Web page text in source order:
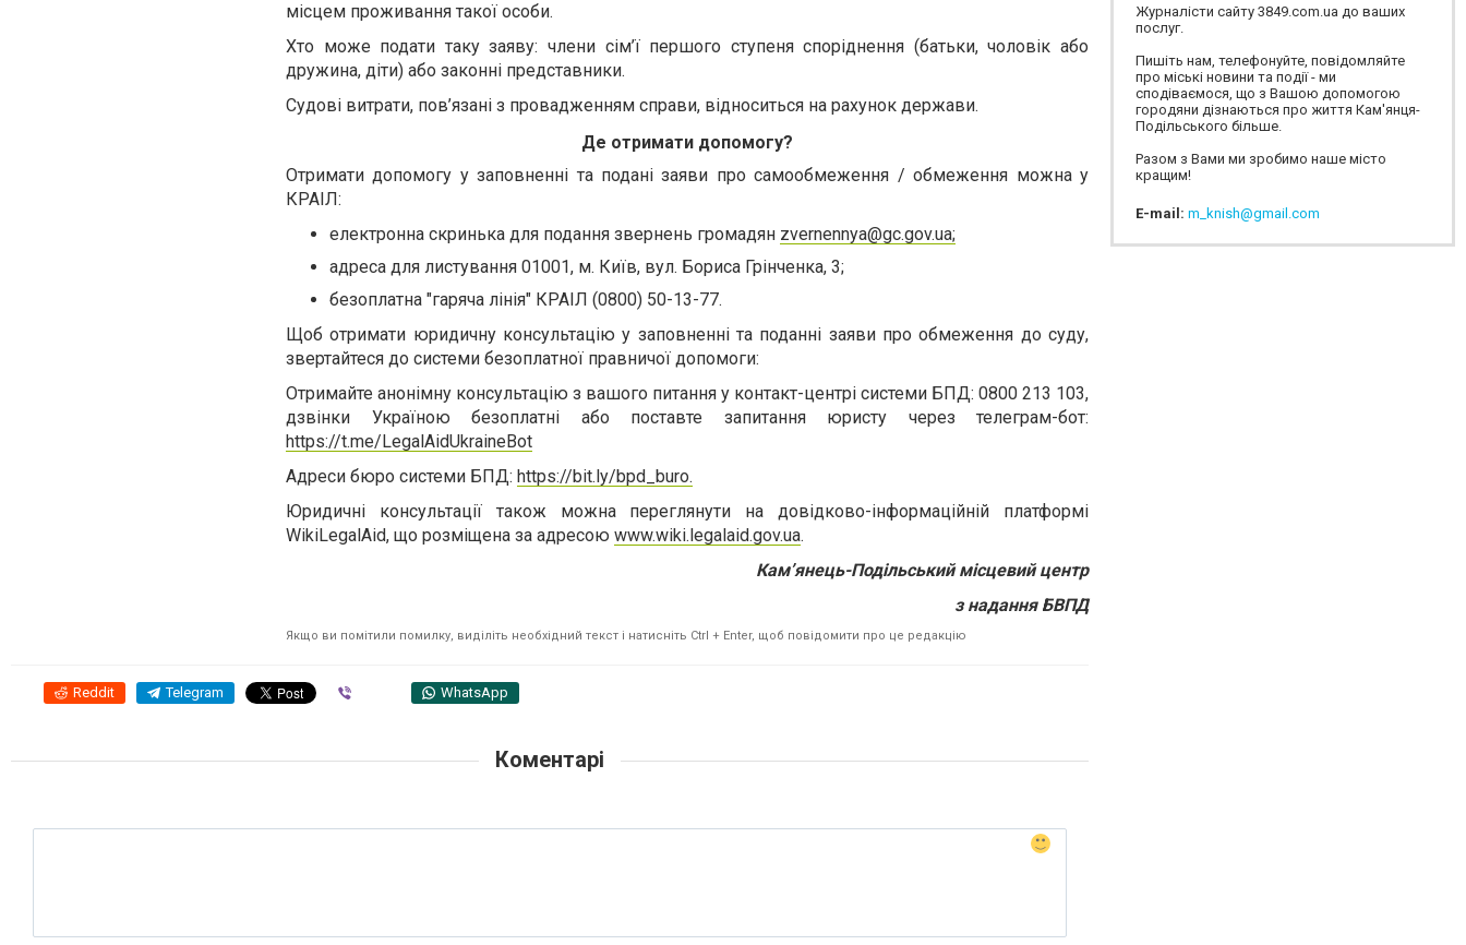
місцем проживання такої особи.
Хто може подати таку заяву: члени сім’ї першого ступеня споріднення (батьки, чоловік або
дружина, діти) або законні представники.
Судові витрати, пов’язані з провадженням справи, відноситься на рахунок держави.
Де отримати допомогу?
Отримати допомогу у заповненні та подані заяви про самообмеження / обмеження можна у
КРАІЛ:
електронна скринька для подання звернень громадян zvernennya@gc.gov.ua;
адреса для листування 01001, м. Київ, вул. Бориса Грінченка, 3;
безоплатна "гаряча лінія" КРАІЛ (0800) 50-13-77.
Щоб отримати юридичну консультацію у заповненні та поданні заяви про обмеження до суду,
звертайтеся до системи безоплатної правничої допомоги:
Отримайте анонімну консультацію з вашого питання у контакт-центрі системи БПД: 0800 213 103,
дзвінки Україною безоплатні або поставте запитання юристу через телеграм-бот:
https://t.me/LegalAidUkraineBot
Адреси бюро системи БПД: https://bit.ly/bpd_buro.
Юридичні консультації також можна переглянути на довідково-інформаційній платформі
WikiLegalAid, що розміщена за адресою www.wiki.legalaid.gov.ua.
Кам’янець-Подільський місцевий центр
з надання БВПД
Якщо ви помітили помилку, виділіть необхідний текст і натисніть Ctrl + Enter, щоб повідомити про це редакцію
Reddit Telegram WhatsApp
Коментарі
Журналісти сайту 3849.com.ua до ваших
послуг.
Пишіть нам, телефонуйте, повідомляйте
про міські новини та події - ми
сподіваємося, що з Вашою допомогою
городяни дізнаються про життя Кам'янця-
Подільського більше.
Разом з Вами ми зробимо наше місто
кращим!
E-mail: m_knish@gmail.com